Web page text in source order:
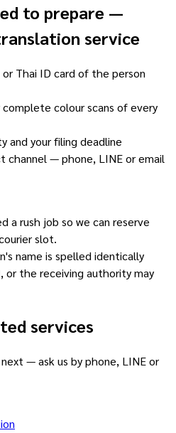
to prepare —
service
Thai ID card of the person
colour scans of every
and your filing deadline
channel — phone, LINE or email
a rush job so we can reserve
slot.
name is spelled identically
or the receiving authority may
services
— ask us by phone, LINE or